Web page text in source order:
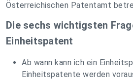
Österreichischen Patentamt
Die sechs wichtigsten
Einheitspatent
Ab wann kann ich ein
Einheitspatente werden